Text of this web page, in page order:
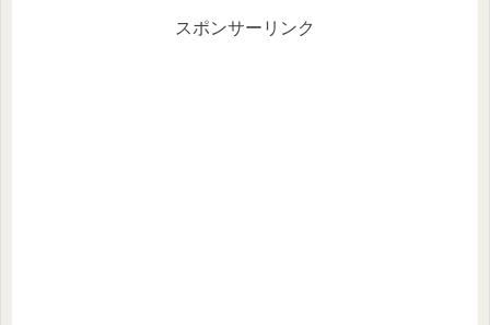
育...
スポンサーリンク